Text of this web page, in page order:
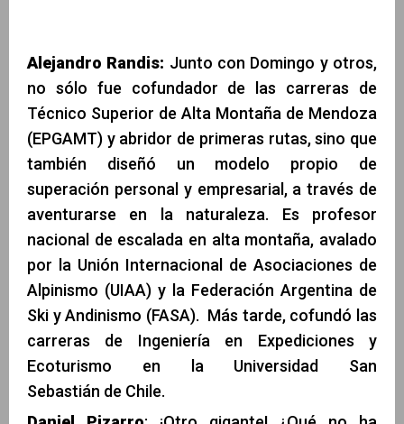
Alejandro Randis: Junto con Domingo y otros,
no sólo fue cofundador de las carreras de
Técnico Superior de Alta Montaña de Mendoza
(EPGAMT) y abridor de primeras rutas, sino que
también diseñó un modelo propio de
superación personal y empresarial, a través de
aventurarse en la naturaleza. Es profesor
nacional de escalada en alta montaña, avalado
por la Unión Internacional de Asociaciones de
Alpinismo (UIAA) y la Federación Argentina de
Ski y Andinismo (FASA). Más tarde, cofundó las
carreras de Ingeniería en Expediciones y
Ecoturismo en la Universidad San
Sebastián de Chile.